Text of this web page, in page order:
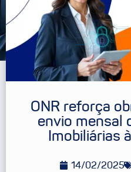
ONR reforça
envio mensal
Imobiliárias
14/02/2025